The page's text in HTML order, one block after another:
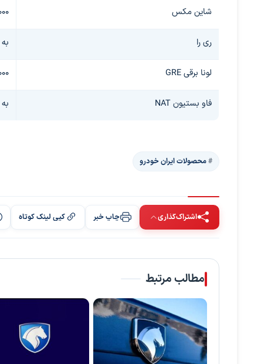
شاین مکس
ری را
لونا برقی GRE
فاو بستیون NAT
محصولات ایران خودرو
اشتراک‌گذاری چاپ خبر کپی لینک کوتاه
مطالب مرتبط